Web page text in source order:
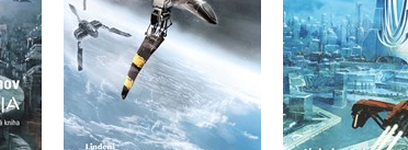
Do košíka
16,99 €
Do